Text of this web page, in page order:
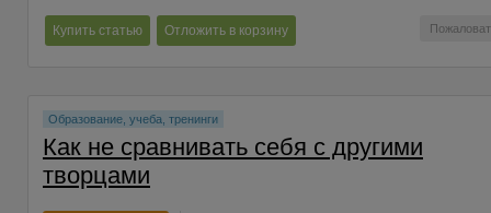
Купить статью Отложить в корзину
Образование, учеба, тренинги
Как не сравнивать себя с другими
творцами